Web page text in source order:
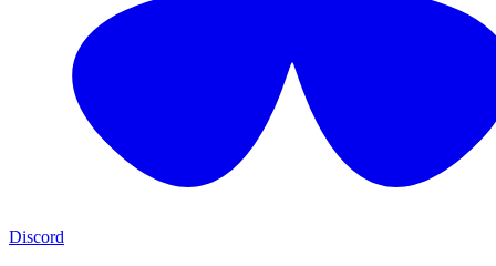
Discord